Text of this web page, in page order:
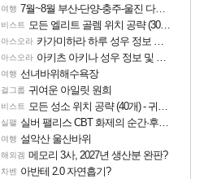
여행 7월~8월 부산-단양-충주-울진 다녀왔어요~
비스트 모든 엘리트 골렘 위치 공략 (30개) - 방랑 결투가
아스오라 카가미하라 하루 성우 정보 및 주요 필모
아스오라 아키츠 아키나 성우 정보 및 주요 필모
여행 선녀바위해수욕장
걸그룹 귀여운 아일릿 원희
비스트 모든 성소 위치 공략 (40개) - 귀환한 영혼 도전과제
실팰 실버 팰리스 CBT 화제의 순간·후기 모음
여행 설악산 울산바위
해외겜 메모리 3사, 2027년 생산분 완판?
차벤 아반테 2.0 자연흡기?